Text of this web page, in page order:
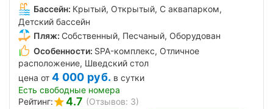
Бассейн: Крытый, Открытый, С аквапарком,
Детский бассейн
Пляж: Собственный, Песчаный, Оборудован
Особенности: SPA-комплекс, Отличное
расположение, Шведский стол
цена от 4 000 руб. в сутки
Есть свободные номера
Рейтинг:
4.7 (Отзывов: 3)